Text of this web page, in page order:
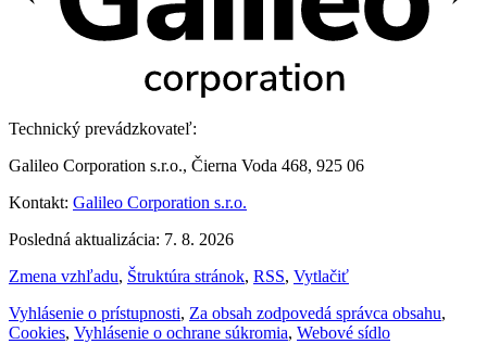
Technický prevádzkovateľ:
Galileo Corporation s.r.o., Čierna Voda 468, 925 06
Kontakt: Galileo Corporation s.r.o.
Posledná aktualizácia: 7. 8. 2026
Zmena vzhľadu, Štruktúra stránok, RSS, Vytlačiť
Vyhlásenie o prístupnosti, Za obsah zodpovedá správca obsahu,
Cookies, Vyhlásenie o ochrane súkromia, Webové sídlo